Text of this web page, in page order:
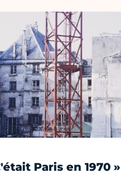
Paris en 1970 »